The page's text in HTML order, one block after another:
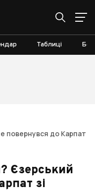
Таблиці
повернувся до Карпат
Єзерський
зі